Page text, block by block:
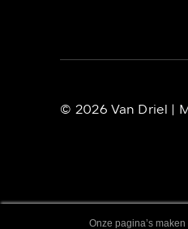
© 2026 Van Driel |
Onze pagina’s